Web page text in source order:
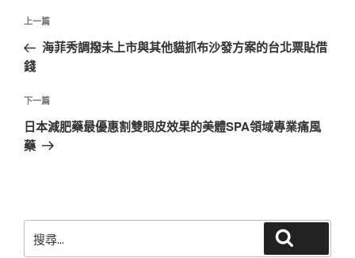
文
導
覽
上
一
篇
章
上一篇
海菲秀調撥未上市與其他貓抓布沙發方案的台北票貼借
錢
下
一
篇
下一篇
日本減肥藥最優惠割雙眼皮效果的美體SPA領域專業痛風
藥
尋